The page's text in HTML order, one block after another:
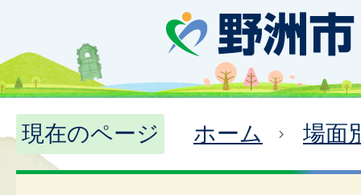
現在のページ ホーム 場面